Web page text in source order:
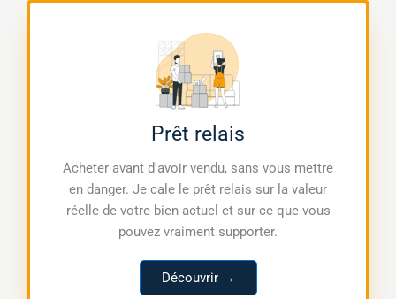
Prêt relais
Acheter avant d'avoir vendu, sans vous mettre
en danger. Je cale le prêt relais sur la valeur
réelle de votre bien actuel et sur ce que vous
pouvez vraiment supporter.
Découvrir →